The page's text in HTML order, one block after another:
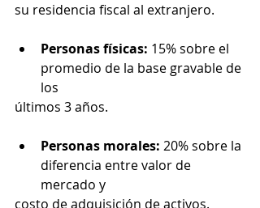
su residencia fiscal al extranjero.
Personas físicas: 15% sobre el
promedio de la base gravable de
los
últimos 3 años.
Personas morales: 20% sobre la
diferencia entre valor de
mercado y
costo de adquisición de activos.